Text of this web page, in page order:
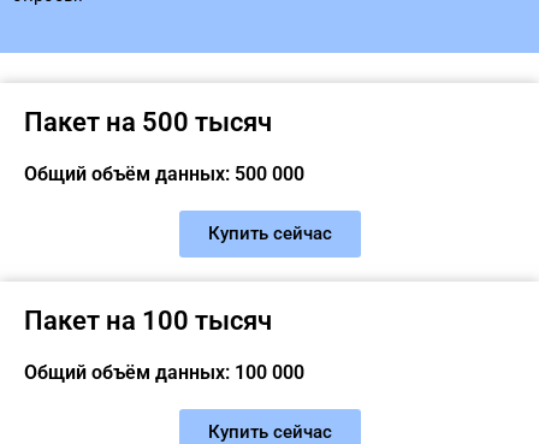
Пакет на 500 тысяч
Общий объём данных: 500 000
Купить сейчас
Пакет на 100 тысяч
Общий объём данных: 100 000
Купить сейчас